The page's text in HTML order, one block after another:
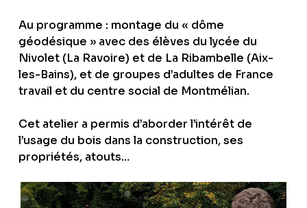
Au programme : montage du « dôme
géodésique » avec des élèves du lycée du
Nivolet (La Ravoire) et de La Ribambelle (Aix-
les-Bains), et de groupes d’adultes de France
travail et du centre social de Montmélian.
Cet atelier a permis d’aborder l’intérêt de
l’usage du bois dans la construction, ses
propriétés, atouts…